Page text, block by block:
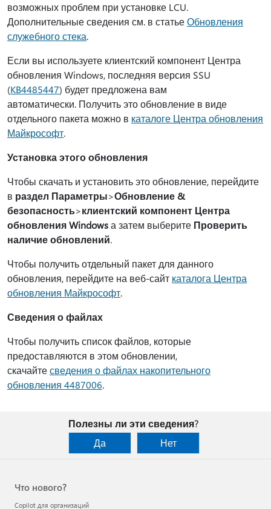
возможных проблем при установке LCU.
Дополнительные сведения см. в статьеОбновления
служебного стека.
Если вы используете клиентский компонент Центра
обновления Windows, последняя версия SSU
(KB4485447) будет предложена вам
автоматически. Получить это обновление в виде
отдельного пакета можно в каталоге Центра обновления
Майкрософт.
Установка этого обновления
Чтобы скачать и установить это обновление, перейдите
в раздел Параметры>Обновление &
безопасность>клиентский компонент Центра
обновления Windowsа затем выберите Проверить
наличие обновлений.
Чтобы получить отдельный пакет для данного
обновления, перейдите на веб-сайт каталога Центра
обновления Майкрософт.
Сведения о файлах
Чтобы получить список файлов, которые
предоставляются в этом обновлении,
скачайтесведения о файлах накопительного
обновления 4487006.
Полезны ли эти сведения?
Да
Нет
Что нового?
Copilot для организаций